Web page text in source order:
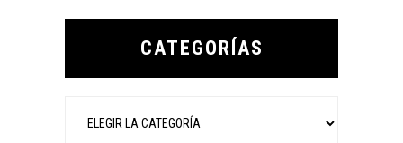
Primary
CATEGORÍAS